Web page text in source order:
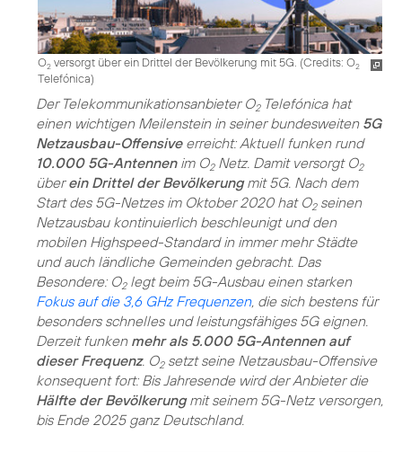
O2 versorgt über ein Drittel der Bevölkerung mit 5G. (Credits: O2
Telefónica)
Der Telekommunikationsanbieter O2Telefónica hat
einen wichtigen Meilenstein in seiner bundesweiten 5G
Netzausbau-Offensiveerreicht: Aktuell funken rund
10.000 5G-Antennenim O2Netz. Damit versorgt O2
überein Drittel der Bevölkerungmit 5G. Nach dem
Start des 5G-Netzes im Oktober 2020 hat O2seinen
Netzausbau kontinuierlich beschleunigt und den
mobilen Highspeed-Standard in immer mehr Städte
und auch ländliche Gemeinden gebracht. Das
Besondere: O2legt beim 5G-Ausbau einen starken
Fokus auf die 3,6 GHz Frequenzen, die sich bestens für
besonders schnelles und leistungsfähiges 5G eignen.
Derzeit funken mehr als 5.000 5G-Antennen auf
dieser Frequenz. O2setzt seine Netzausbau-Offensive
konsequent fort: Bis Jahresende wird der Anbieter die
Hälfte der Bevölkerungmit seinem 5G-Netz versorgen,
bis Ende 2025 ganz Deutschland.